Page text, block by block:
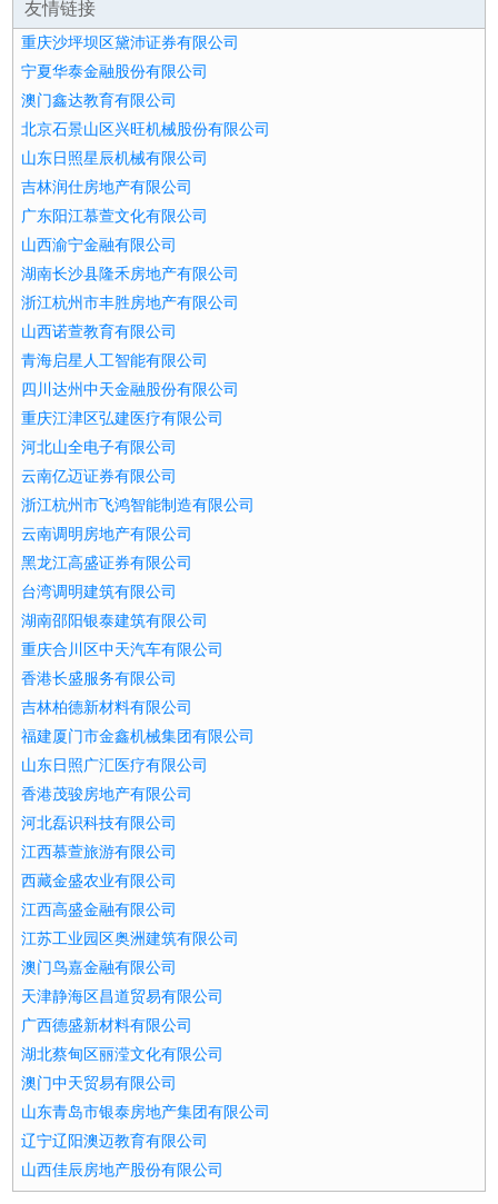
友情链接
重庆沙坪坝区黛沛证券有限公司
宁夏华泰金融股份有限公司
澳门鑫达教育有限公司
北京石景山区兴旺机械股份有限公司
山东日照星辰机械有限公司
吉林润仕房地产有限公司
广东阳江慕萱文化有限公司
山西渝宁金融有限公司
湖南长沙县隆禾房地产有限公司
浙江杭州市丰胜房地产有限公司
山西诺萱教育有限公司
青海启星人工智能有限公司
四川达州中天金融股份有限公司
重庆江津区弘建医疗有限公司
河北山全电子有限公司
云南亿迈证券有限公司
浙江杭州市飞鸿智能制造有限公司
云南调明房地产有限公司
黑龙江高盛证券有限公司
台湾调明建筑有限公司
湖南邵阳银泰建筑有限公司
重庆合川区中天汽车有限公司
香港长盛服务有限公司
吉林柏德新材料有限公司
福建厦门市金鑫机械集团有限公司
山东日照广汇医疗有限公司
香港茂骏房地产有限公司
河北磊识科技有限公司
江西慕萱旅游有限公司
西藏金盛农业有限公司
江西高盛金融有限公司
江苏工业园区奥洲建筑有限公司
澳门鸟嘉金融有限公司
天津静海区昌道贸易有限公司
广西德盛新材料有限公司
湖北蔡甸区丽滢文化有限公司
澳门中天贸易有限公司
山东青岛市银泰房地产集团有限公司
辽宁辽阳澳迈教育有限公司
山西佳辰房地产股份有限公司